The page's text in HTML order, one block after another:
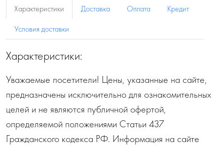
Характеристики Доставка Оплата
Кредит
Условия доставки
Характеристики:
Уважаемые посетители! Цены, указанные на сайте,
предназначены исключительно для ознакомительных
целей и не являются публичной офертой,
определяемой положениями Статьи 437
Гражданского кодекса РФ. Информация на сайте